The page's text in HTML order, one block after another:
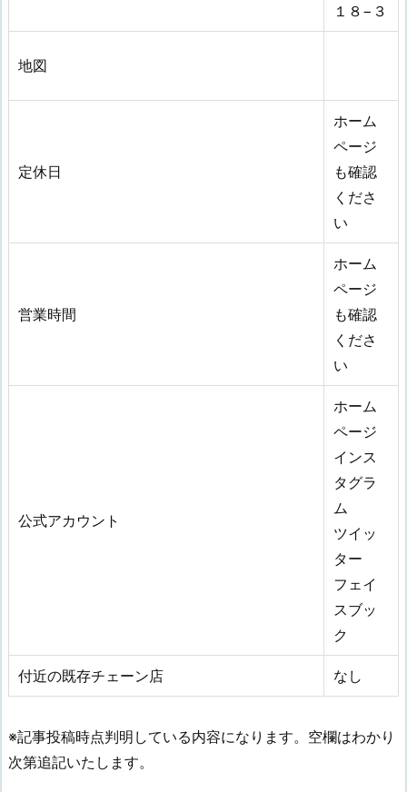
１８−３
地図
定休日
ホーム
ページ
も確認
くださ
い
営業時間
ホーム
ページ
も確認
くださ
い
公式アカウント
ホーム
ページ
インス
タグラ
ム
ツイッ
ター
フェイ
スブッ
ク
付近の既存チェーン店 なし
※記事投稿時点判明している内容になります。空欄はわかり
次第追記いたします。